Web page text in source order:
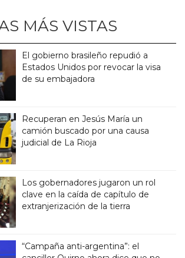
MÁS VISTAS
El gobierno brasileño repudió a
Estados Unidos por revocar la visa
de su embajadora
Recuperan en Jesús María un
camión buscado por una causa
judicial de La Rioja
Los gobernadores jugaron un rol
clave en la caída de capítulo de
extranjerización de la tierra
“Campaña anti-argentina”: el